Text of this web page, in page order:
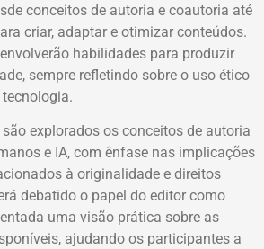
conceitos de autoria e coautoria até
criar, adaptar e otimizar conteúdos.
habilidades para produzir
sempre refletindo sobre o uso ético
explorados os conceitos de autoria
e IA, com ênfase nas implicações
à originalidade e direitos
debatido o papel do editor como
uma visão prática sobre as
ajudando os participantes a